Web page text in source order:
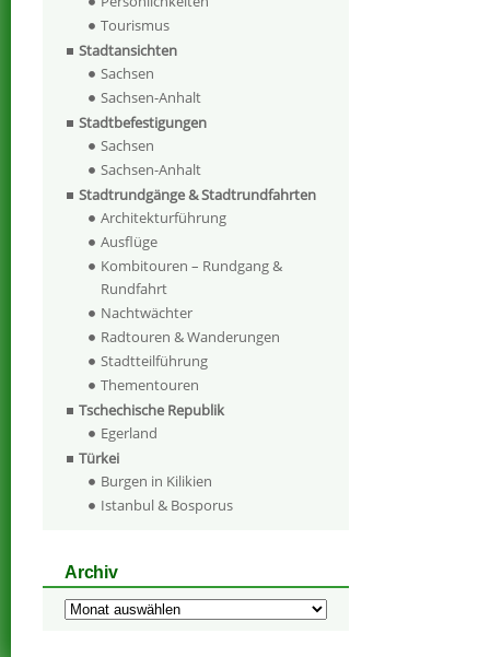
Tourismus
Stadtansichten
Sachsen
Sachsen-Anhalt
Stadtbefestigungen
Sachsen
Sachsen-Anhalt
Stadtrundgänge & Stadtrundfahrten
Architekturführung
Ausflüge
Kombitouren – Rundgang &
Rundfahrt
Nachtwächter
Radtouren & Wanderungen
Stadtteilführung
Thementouren
Tschechische Republik
Egerland
Türkei
Burgen in Kilikien
Istanbul & Bosporus
Archiv
Archiv